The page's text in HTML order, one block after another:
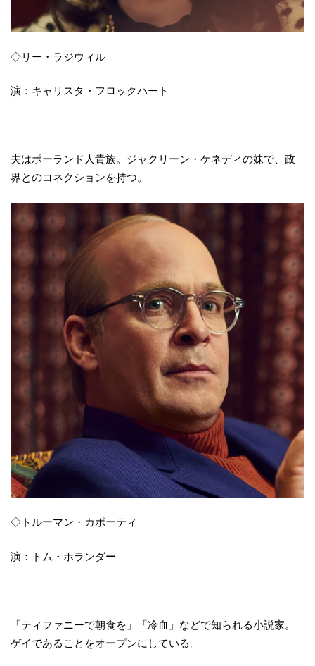
◇リー・ラジウィル
演：キャリスタ・フロックハート
夫はポーランド人貴族。ジャクリーン・ケネディの妹で、政
界とのコネクションを持つ。
◇トルーマン・カポーティ
演：トム・ホランダー
「ティファニーで朝食を」「冷血」などで知られる小説家。
ゲイであることをオープンにしている。